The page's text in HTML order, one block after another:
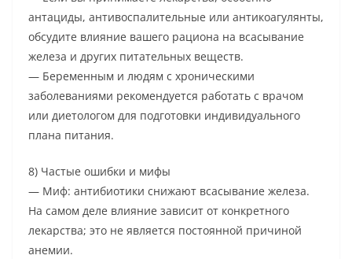
антациды, антивоспалительные или антикоагулянты,
обсудите влияние вашего рациона на всасывание
железа и других питательных веществ.
— Беременным и людям с хроническими
заболеваниями рекомендуется работать с врачом
или диетологом для подготовки индивидуального
плана питания.
8) Частые ошибки и мифы
— Миф: антибиотики снижают всасывание железа.
На самом деле влияние зависит от конкретного
лекарства; это не является постоянной причиной
анемии.